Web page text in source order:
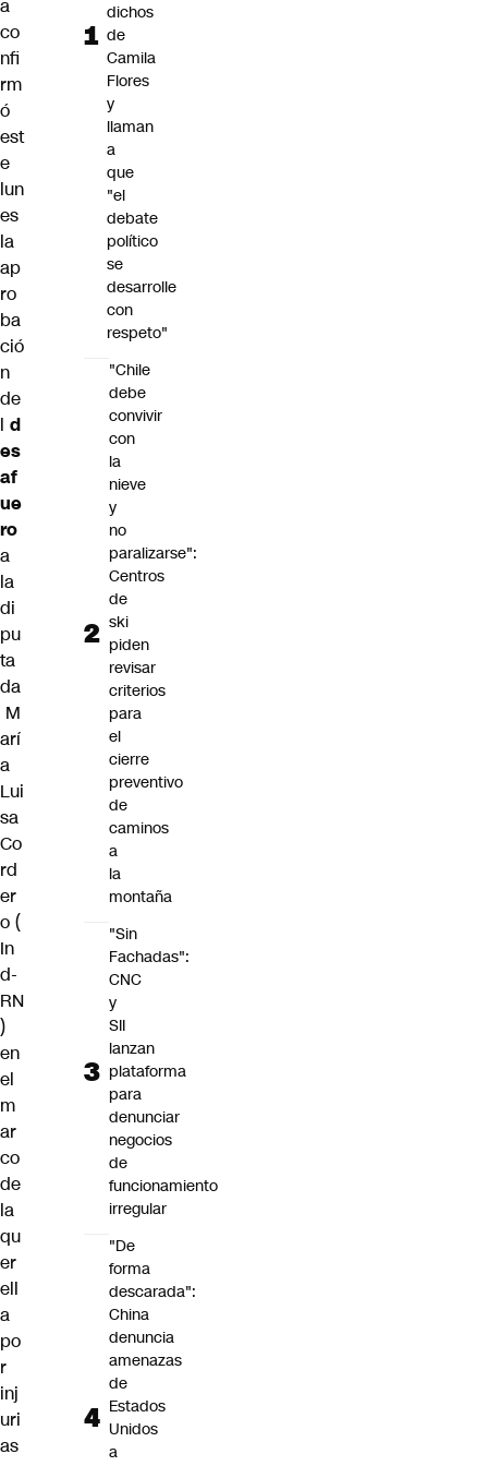
a
co
nfi
rm
ó
est
e
lun
es
la
ap
ro
ba
ció
n
de
l d
es
af
ue
ro
a
la
di
pu
ta
da
M
arí
a
Lui
sa
Co
rd
er
o (
In
d-
RN
)
en
el
m
ar
co
de
la
qu
er
ell
a
po
r
inj
uri
as
dichos
de
Camila
Flores
y
llaman
a
que
"el
debate
político
se
desarrolle
con
respeto"
"Chile
debe
convivir
con
la
nieve
y
no
paralizarse":
Centros
de
ski
piden
revisar
criterios
para
el
cierre
preventivo
de
caminos
a
la
montaña
"Sin
Fachadas":
CNC
y
SII
lanzan
plataforma
para
denunciar
negocios
de
funcionamiento
irregular
"De
forma
descarada":
China
denuncia
amenazas
de
Estados
Unidos
a